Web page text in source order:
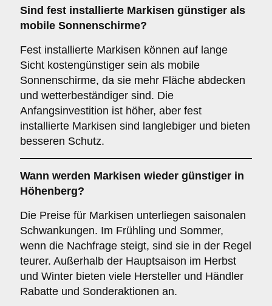
Sind fest installierte Markisen günstiger als
mobile Sonnenschirme?
Fest installierte Markisen können auf lange
Sicht kostengünstiger sein als mobile
Sonnenschirme, da sie mehr Fläche abdecken
und wetterbeständiger sind. Die
Anfangsinvestition ist höher, aber fest
installierte Markisen sind langlebiger und bieten
besseren Schutz.
Wann werden Markisen wieder günstiger in
Höhenberg?
Die Preise für Markisen unterliegen saisonalen
Schwankungen. Im Frühling und Sommer,
wenn die Nachfrage steigt, sind sie in der Regel
teurer. Außerhalb der Hauptsaison im Herbst
und Winter bieten viele Hersteller und Händler
Rabatte und Sonderaktionen an.